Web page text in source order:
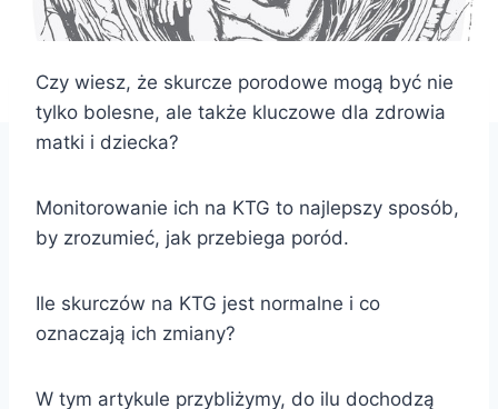
Czy wiesz, że skurcze porodowe mogą być nie
tylko bolesne, ale także kluczowe dla zdrowia
matki i dziecka?
Monitorowanie ich na KTG to najlepszy sposób,
by zrozumieć, jak przebiega poród.
Ile skurczów na KTG jest normalne i co
oznaczają ich zmiany?
W tym artykule przybliżymy, do ilu dochodzą